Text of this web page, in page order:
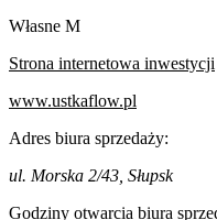
Własne M
Strona internetowa inwestycji
www.ustkaflow.pl
Adres biura sprzedaży:
ul. Morska 2/43, Słupsk
Godziny otwarcia biura